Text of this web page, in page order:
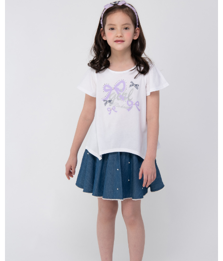
每筆NT$80，滿NT$2,000(含以上)免運費
每筆NT$80，滿NT$2,000(含以上)免運費